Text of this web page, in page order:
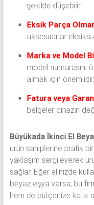
şekilde düşebilir.
Eksik Parça
aksesuarlar eksiksiz
Marka ve Model
model numarasını
almak için önemlidir.
Fatura veya
belgeler cihazın
Büyükada İkinci El
ürün sahiplerine pratik
yaklaşım sergileyerek
sağlar. Eğer elinizde
beyaz eşya varsa, bu
hem de bütçenize katkı